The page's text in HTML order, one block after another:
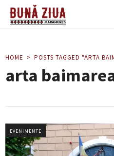
HOME POSTS TAGGED "ARTA
arta
EVENIMENTE